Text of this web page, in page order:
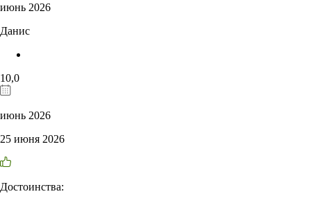
июнь 2026
Данис
10,0
июнь 2026
25 июня 2026
Достоинства: